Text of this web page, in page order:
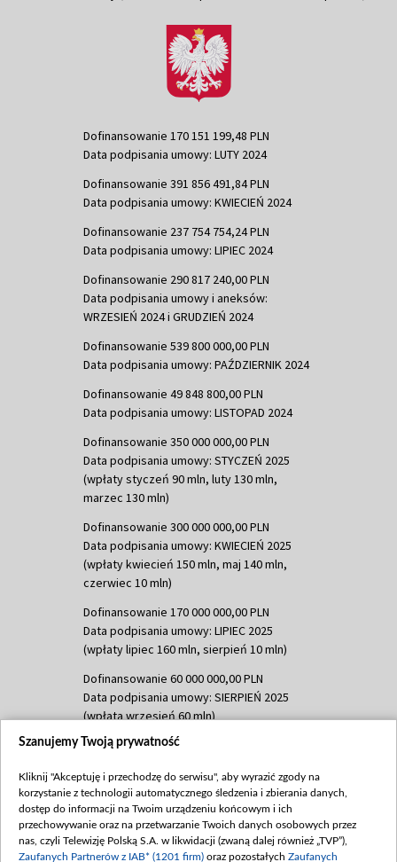
Dofinansowanie 170 151 199,48 PLN
Data podpisania umowy: LUTY 2024
Dofinansowanie 391 856 491,84 PLN
Data podpisania umowy: KWIECIEŃ 2024
Dofinansowanie 237 754 754,24 PLN
Data podpisania umowy: LIPIEC 2024
Dofinansowanie 290 817 240,00 PLN
Data podpisania umowy i aneksów:
WRZESIEŃ 2024 i GRUDZIEŃ 2024
Dofinansowanie 539 800 000,00 PLN
Data podpisania umowy: PAŹDZIERNIK 2024
Dofinansowanie 49 848 800,00 PLN
Data podpisania umowy: LISTOPAD 2024
Dofinansowanie 350 000 000,00 PLN
Data podpisania umowy: STYCZEŃ 2025
(wpłaty styczeń 90 mln, luty 130 mln,
marzec 130 mln)
Dofinansowanie 300 000 000,00 PLN
Data podpisania umowy: KWIECIEŃ 2025
(wpłaty kwiecień 150 mln, maj 140 mln,
czerwiec 10 mln)
Dofinansowanie 170 000 000,00 PLN
Data podpisania umowy: LIPIEC 2025
(wpłaty lipiec 160 mln, sierpień 10 mln)
Dofinansowanie 60 000 000,00 PLN
Data podpisania umowy: SIERPIEŃ 2025
(wpłata wrzesień 60 mln)
Dofinansowanie 635 783 051,21 PLN
(wpłata wrzesień 100 mln, październik 350
mln, listopad 265 mln)
Dofinansowanie 48 862 000,00 PLN
Data podpisania umowy: GRUDZIEŃ 2025
Szanujemy Twoją prywatność
Kliknij "Akceptuję i przechodzę do serwisu", aby wyrazić zgody na
korzystanie z technologii automatycznego śledzenia i zbierania danych,
dostęp do informacji na Twoim urządzeniu końcowym i ich
przechowywanie oraz na przetwarzanie Twoich danych osobowych przez
nas, czyli Telewizję Polską S.A. w likwidacji (zwaną dalej również „TVP”),
Zaufanych Partnerów z IAB* (1201 firm) oraz pozostałych Zaufanych